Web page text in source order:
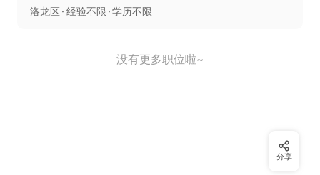
洛龙区 经验不限 学历不限
没有更多职位啦~
分享